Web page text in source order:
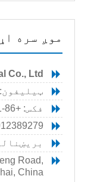
موږ سره
Co., Ltd.
ټیلیفون: +86-21-
فکس: +86-21-34710825
Road,
China.